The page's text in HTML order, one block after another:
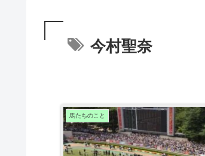
今村聖奈
馬たちのこと